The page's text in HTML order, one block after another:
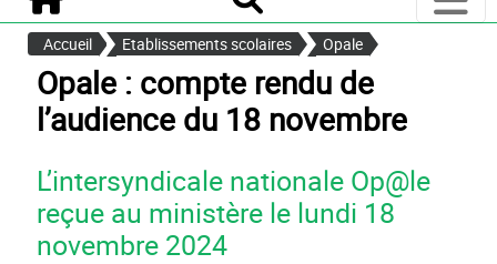
Accueil Recherche
Accueil Etablissements scolaires Opale
Opale : compte rendu de
l’audience du 18 novembre
L’intersyndicale nationale Op@le
reçue au ministère le lundi 18
novembre 2024